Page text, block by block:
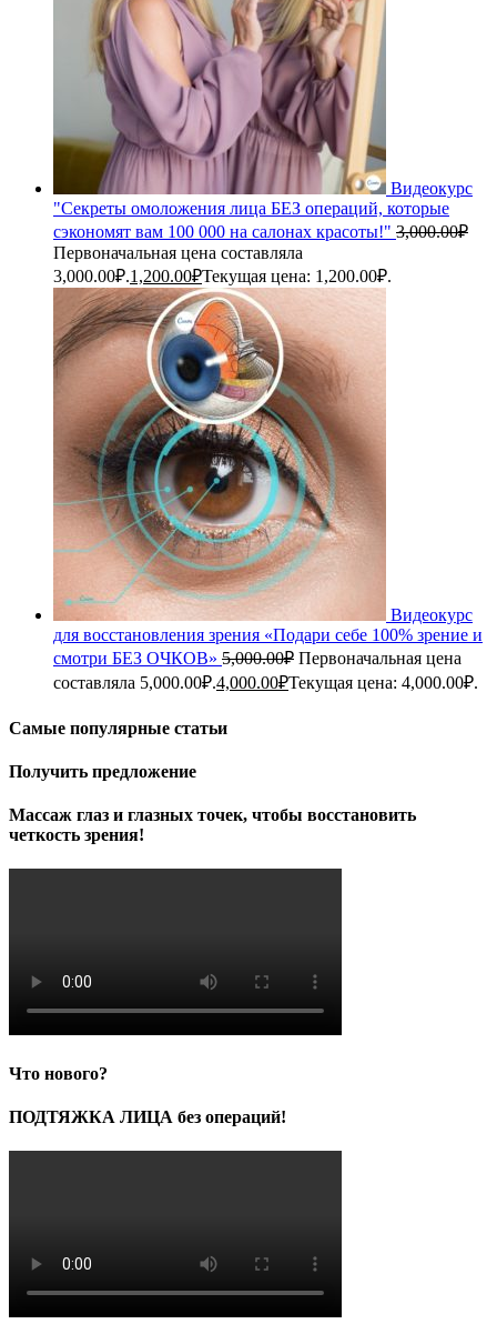
Видеокурс
"Секреты омоложения лица БЕЗ операций, которые
сэкономят вам 100 000 на салонах красоты!" 3,000.00₽
Первоначальная цена составляла
3,000.00₽.1,200.00₽Текущая цена: 1,200.00₽.
Видеокурс
для восстановления зрения «Подари себе 100% зрение и
смотри БЕЗ ОЧКОВ» 5,000.00₽ Первоначальная цена
составляла 5,000.00₽.4,000.00₽Текущая цена: 4,000.00₽.
Самые популярные статьи
Получить предложение
Массаж глаз и глазных точек, чтобы восстановить
четкость зрения!
Что нового?
ПОДТЯЖКА ЛИЦА без операций!